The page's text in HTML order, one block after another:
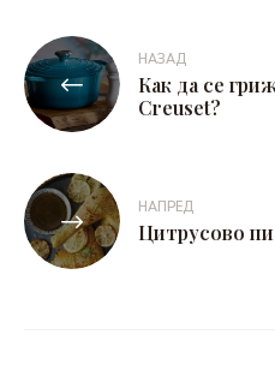
Навигация
НАЗАД
Как да се
Creuset?
НАПРЕД
Цитрусово